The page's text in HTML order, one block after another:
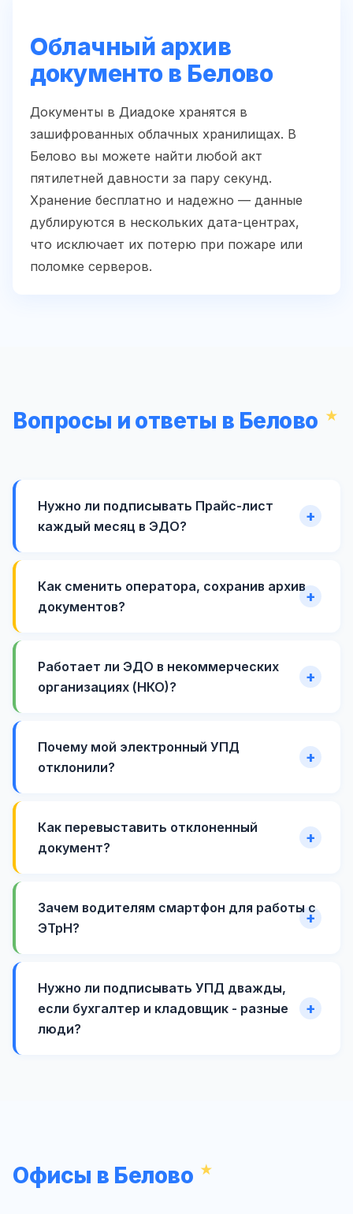
Облачный архив
документо в Белово
Документы в Диадоке хранятся в
зашифрованных облачных хранилищах. В
Белово вы можете найти любой акт
пятилетней давности за пару секунд.
Хранение бесплатно и надежно — данные
дублируются в нескольких дата-центрах,
что исключает их потерю при пожаре или
поломке серверов.
Вопросы и ответы в Белово
Нужно ли подписывать Прайс-лист
каждый месяц в ЭДО?
Как сменить оператора, сохранив архив
документов?
Работает ли ЭДО в некоммерческих
организациях (НКО)?
Почему мой электронный УПД
отклонили?
Как перевыставить отклоненный
документ?
Зачем водителям смартфон для работы с
ЭТрН?
Нужно ли подписывать УПД дважды,
если бухгалтер и кладовщик - разные
люди?
Офисы в Белово